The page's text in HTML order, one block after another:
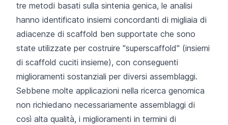
tre metodi basati sulla sintenia genica, le analisi
hanno identificato insiemi concordanti di migliaia di
adiacenze di scaffold ben supportate che sono
state utilizzate per costruire "superscaffold" (insiemi
di scaffold cuciti insieme), con conseguenti
miglioramenti sostanziali per diversi assemblaggi.
Sebbene molte applicazioni nella ricerca genomica
non richiedano necessariamente assemblaggi di
così alta qualità, i miglioramenti in termini di